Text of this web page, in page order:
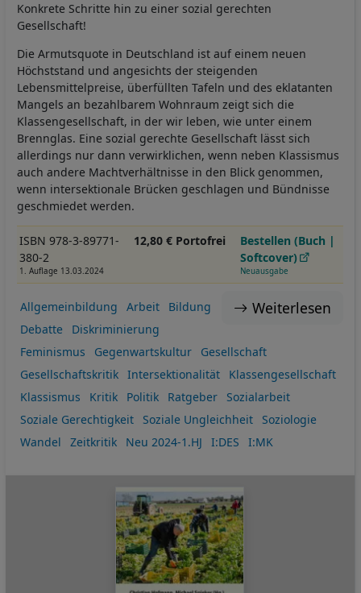
Konkrete Schritte hin zu einer sozial gerechten
Gesellschaft!
Die Armutsquote in Deutschland ist auf einem neuen
Höchststand und angesichts der steigenden
Lebensmittelpreise, überfüllten Tafeln und des eklatanten
Mangels an bezahlbarem Wohnraum zeigt sich die
Klassengesellschaft, in der wir leben, wie unter einem
Brennglas. Eine sozial gerechte Gesellschaft lässt sich
allerdings nur dann verwirklichen, wenn neben Klassismus
auch andere Machtverhältnisse in den Blick genommen,
wenn intersektionale Brücken geschlagen und Bündnisse
geschmiedet werden.
ISBN 978-3-89771-
380-2
1. Auflage 13.03.2024
12,80 € Portofrei
Bestellen (Buch |
Softcover)
Neuausgabe
Weiterlesen
Allgemeinbildung Arbeit
Bildung
Debatte
Diskriminierung
Feminismus
Gegenwartskultur
Gesellschaft
Gesellschaftskritik
Intersektionalität
Klassengesellschaft
Klassismus
Kritik Politik Ratgeber
Sozialarbeit
Soziale Gerechtigkeit
Soziale Ungleichheit
Soziologie
Wandel
Zeitkritik Neu 2024-1.HJ I:DES I:MK